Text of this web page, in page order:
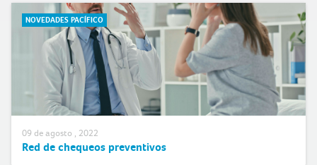
NOVEDADES PACÍFICO
09 de agosto , 2022
Red de chequeos preventivos